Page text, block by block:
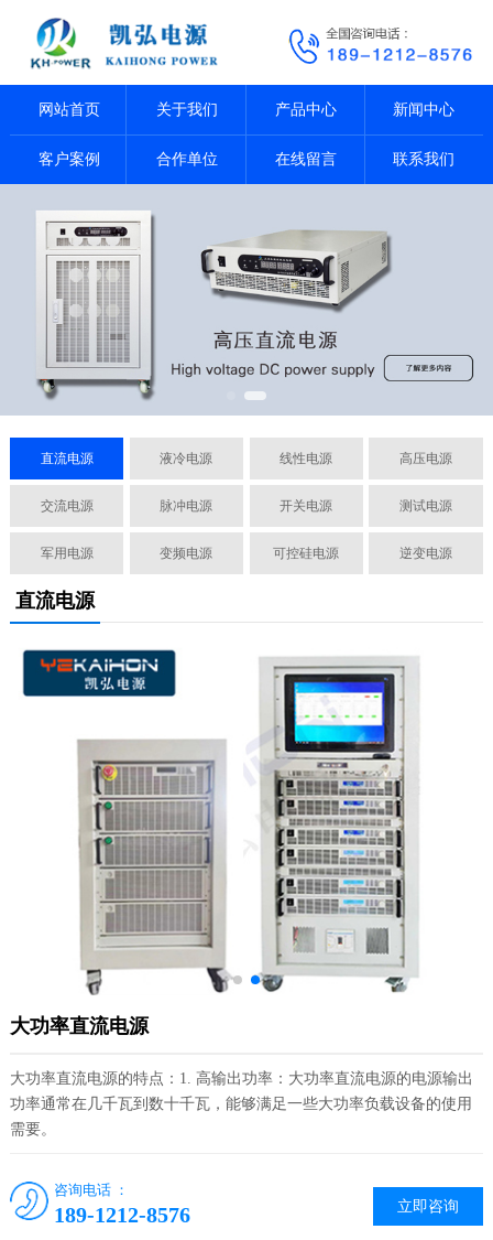
网站首页 关于我们 产品中心 新闻中心
客户案例 合作单位 在线留言 联系我们
直流电源 液冷电源 线性电源 高压电源
交流电源 脉冲电源 开关电源 测试电源
军用电源 变频电源 可控硅电源 逆变电源
直流电源
大功率直流电源
大功率直流电源的特点：1. 高输出功率：大功率直流电源的电源输出
功率通常在几千瓦到数十千瓦，能够满足一些大功率负载设备的使用
需要。
立即咨询
咨询电话 ：
189-1212-8576